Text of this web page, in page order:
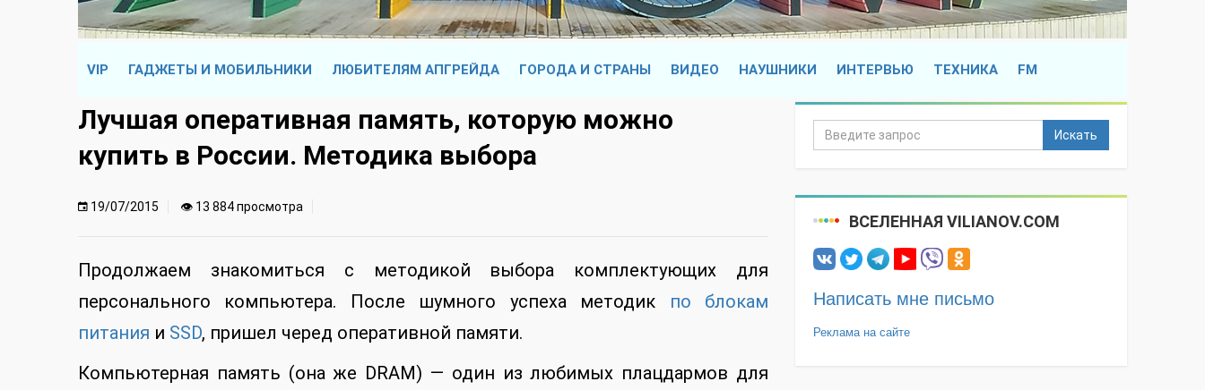
VIP ГАДЖЕТЫ И МОБИЛЬНИКИ ЛЮБИТЕЛЯМ АПГРЕЙДА ГОРОДА И СТРАНЫ ВИДЕО НАУШНИКИ ИНТЕРВЬЮ ТЕХНИКА FM
Лучшая оперативная память, которую можно
купить в России. Методика выбора
19/07/2015 👁 13 884 просмотра
Продолжаем знакомиться с методикой выбора комплектующих для
персонального компьютера. После шумного успеха методик
по блокам
питания и SSD, пришел черед оперативной памяти.
Компьютерная память (она же DRAM) — один из любимых плацдармов для
Искать
ВСЕЛЕННАЯ VILIANOV.COM
Написать мне письмо
Реклама на сайте